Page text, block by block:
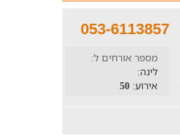
053-6113857
מספר אורחים ל:
לינה:
אירוע:50